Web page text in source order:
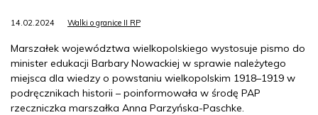
14.02.2024 Walki o granice II RP
Marszałek województwa wielkopolskiego wystosuje pismo do
minister edukacji Barbary Nowackiej w sprawie należytego
miejsca dla wiedzy o powstaniu wielkopolskim 1918–1919 w
podręcznikach historii – poinformowała w środę PAP
rzeczniczka marszałka Anna Parzyńska-Paschke.